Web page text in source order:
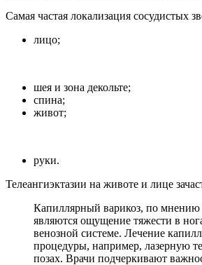
Самая частая локализация сосудистых
лицо;
шея и зона декольте;
спина;
живот;
руки.
Телеангиэктазии на животе и лице
Капиллярный варикоз, по мнению
являются ощущение тяжести в
венозной системе. Лечение
процедуры, например, лазерную
позах. Врачи подчеркивают